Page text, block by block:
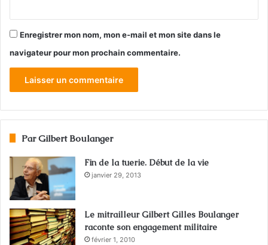
Enregistrer mon nom, mon e-mail et mon site dans le
navigateur pour mon prochain commentaire.
Par Gilbert Boulanger
Fin de la tuerie. Début de la vie
janvier 29, 2013
Le mitrailleur Gilbert Gilles Boulanger
raconte son engagement militaire
février 1, 2010